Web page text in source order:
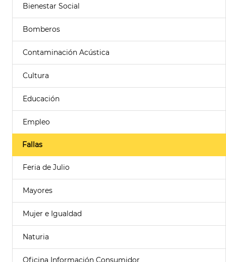
Bienestar Social
Bomberos
Contaminación Acústica
Cultura
Educación
Empleo
Fallas
Feria de Julio
Mayores
Mujer e Igualdad
Naturia
Oficina Información Consumidor